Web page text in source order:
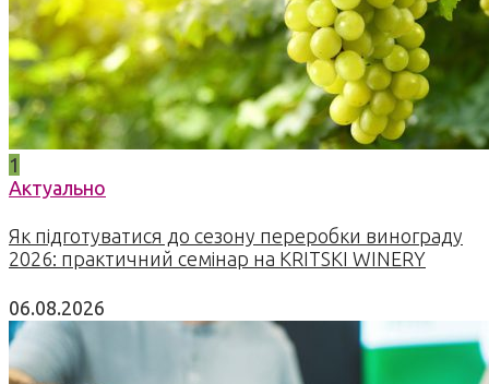
1
Актуально
Як підготуватися до сезону переробки винограду
2026: практичний семінар на KRITSKI WINERY
06.08.2026